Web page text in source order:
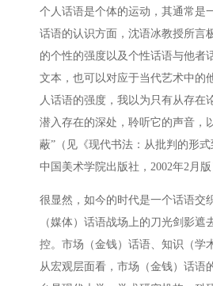
个人话语是个体的运动，其通常
话语的认识方面，沈语冰教授所言
的个性的强度以及个性话语与他者
文本，也可以对应于当代艺术中的
人话语的强度，我以为只有从存在
潜入存在的深处，聆听它的声音，
蔽”（见《现代书法：从批判的形
中国美术学院出版社，2002年2月
很显然，如今的时代是一个话语交
（媒体）话语战场上的刀光剑影
控。市场（金钱）话语、知识（学
从宏观层面看，市场（金钱）话语